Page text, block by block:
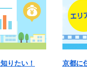
りたい！
京都に